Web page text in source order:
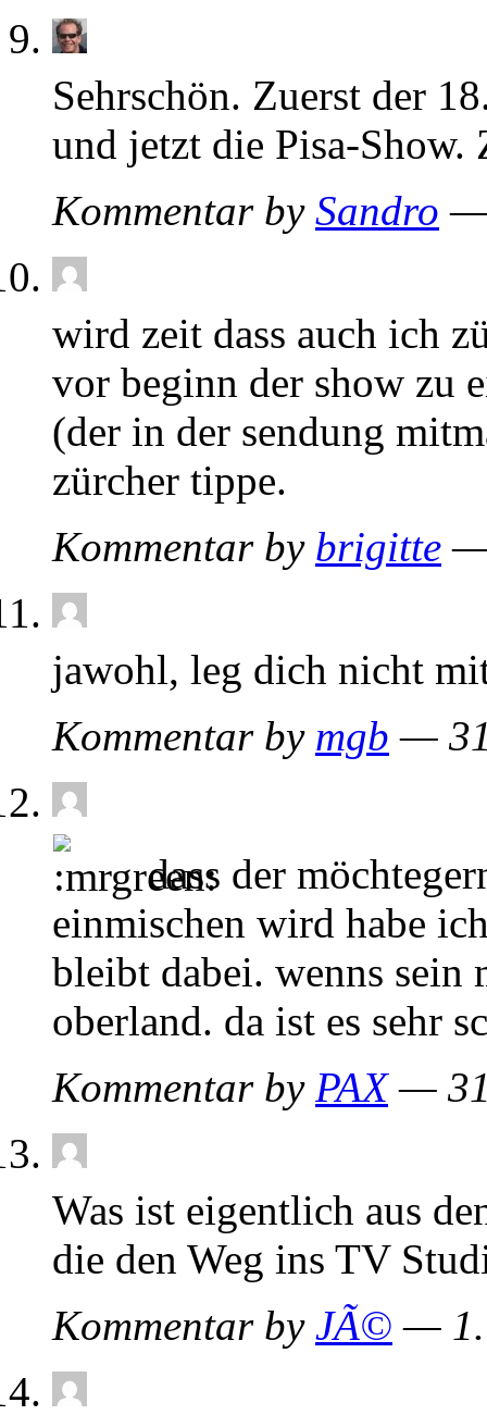
Sehrschön. Zuerst der
und jetzt die Pisa-
Kommentar by Sandro —
wird zeit dass auch ich
vor beginn der show zu
(der in der sendung
zürcher tippe.
Kommentar by brigitte —
jawohl, leg dich nicht
Kommentar by mgb —
dass der
einmischen wird habe
bleibt dabei. wenns sein
oberland. da ist es sehr
Kommentar by PAX—
Was ist eigentlich aus
die den Weg ins TV
Kommentar by JÃ© — 1.